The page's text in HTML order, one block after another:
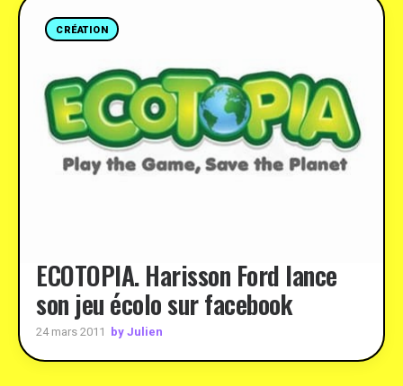
CRÉATION
ECOTOPIA. Harisson Ford lance
son jeu écolo sur facebook
24 mars 2011 by Julien